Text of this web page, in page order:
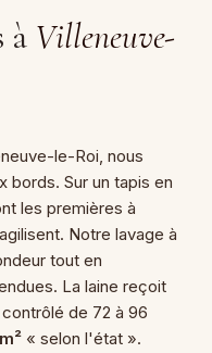
à Villeneuve-
le-Roi, nous
bords. Sur un tapis en
les premières à
Notre lavage à
tout en
La laine reçoit
de 72 à 96
« selon l'état ».